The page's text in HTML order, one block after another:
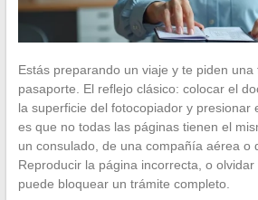
Estás preparando un viaje y te piden una
pasaporte. El reflejo clásico: colocar el
la superficie del fotocopiador y presionar
es que no todas las páginas tienen el
un consulado, de una compañía aérea o
Reproducir la página incorrecta, o olvidar
puede bloquear un trámite completo.